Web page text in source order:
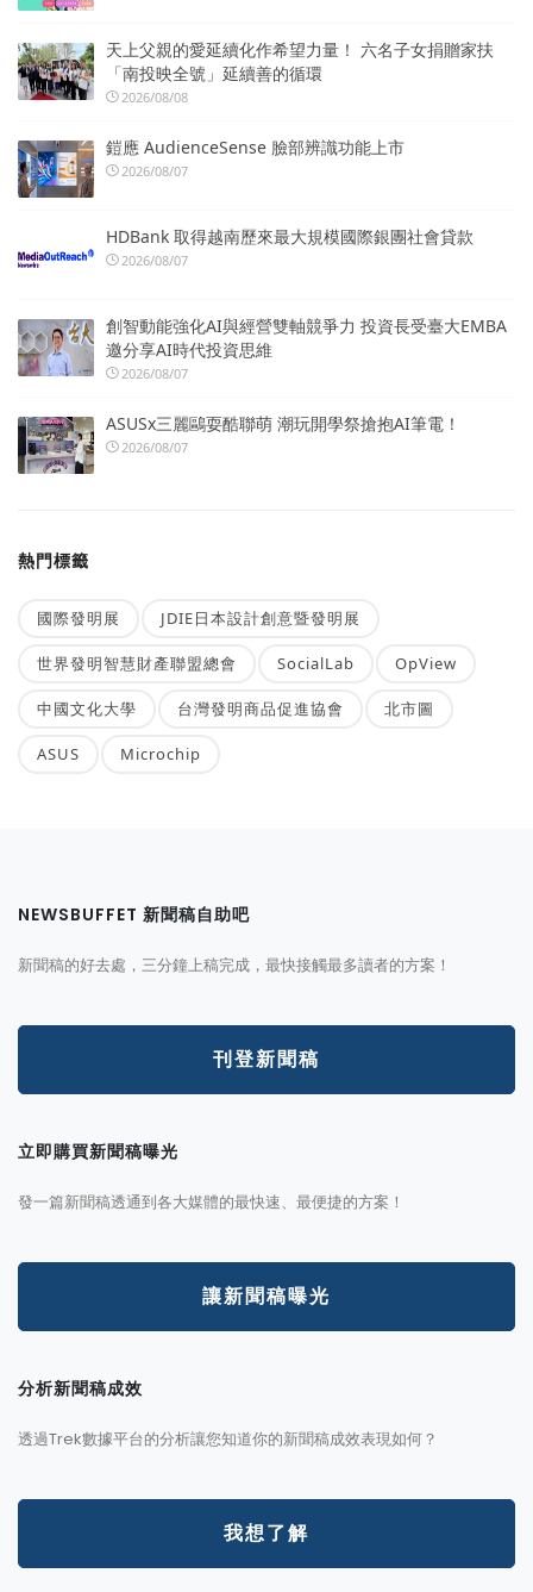
天上父親的愛延續化作希望力量！ 六名子女捐贈家扶
「南投映全號」延續善的循環
2026/08/08
鎧應 AudienceSense 臉部辨識功能上市
2026/08/07
HDBank 取得越南歷來最大規模國際銀團社會貸款
2026/08/07
創智動能強化AI與經營雙軸競爭力 投資長受臺大EMBA
邀分享AI時代投資思維
2026/08/07
ASUSx三麗鷗耍酷聯萌 潮玩開學祭搶抱AI筆電！
2026/08/07
熱門標籤
國際發明展 JDIE日本設計創意暨發明展
世界發明智慧財產聯盟總會 SocialLab OpView
中國文化大學 台灣發明商品促進協會 北市圖
ASUS Microchip
NEWSBUFFET 新聞稿自助吧
新聞稿的好去處，三分鐘上稿完成，最快接觸最多讀者的方案！
刊登新聞稿
立即購買新聞稿曝光
發一篇新聞稿透通到各大媒體的最快速、最便捷的方案！
讓新聞稿曝光
分析新聞稿成效
透過Trek數據平台的分析讓您知道你的新聞稿成效表現如何？
我想了解